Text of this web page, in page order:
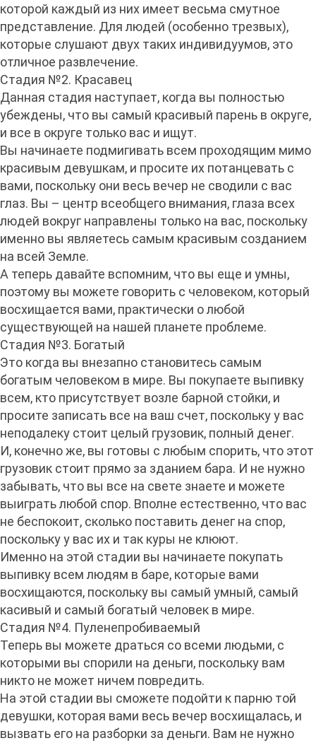
которой каждый из них имеет весьма смутное
представление. Для людей (особенно трезвых),
которые слушают двух таких индивидуумов, это
отличное развлечение.
Стадия №2. Красавец
Данная стадия наступает, когда вы полностью
убеждены, что вы самый красивый парень в округе,
и все в округе только вас и ищут.
Вы начинаете подмигивать всем проходящим мимо
красивым девушкам, и просите их потанцевать с
вами, поскольку они весь вечер не сводили с вас
глаз. Вы – центр всеобщего внимания, глаза всех
людей вокруг направлены только на вас, поскольку
именно вы являетесь самым красивым созданием
на всей Земле.
А теперь давайте вспомним, что вы еще и умны,
поэтому вы можете говорить с человеком, который
восхищается вами, практически о любой
существующей на нашей планете проблеме.
Стадия №3. Богатый
Это когда вы внезапно становитесь самым
богатым человеком в мире. Вы покупаете выпивку
всем, кто присутствует возле барной стойки, и
просите записать все на ваш счет, поскольку у вас
неподалеку стоит целый грузовик, полный денег.
И, конечно же, вы готовы с любым спорить, что этот
грузовик стоит прямо за зданием бара. И не нужно
забывать, что вы все на свете знаете и можете
выиграть любой спор. Вполне естественно, что вас
не беспокоит, сколько поставить денег на спор,
поскольку у вас их и так куры не клюют.
Именно на этой стадии вы начинаете покупать
выпивку всем людям в баре, которые вами
восхищаются, поскольку вы самый умный, самый
касивый и самый богатый человек в мире.
Стадия №4. Пуленепробиваемый
Теперь вы можете драться со всеми людьми, с
которыми вы спорили на деньги, поскольку вам
никто не может ничем повредить.
На этой стадии вы сможете подойти к парню той
девушки, которая вами весь вечер восхищалась, и
вызвать его на разборки за деньги. Вам не нужно